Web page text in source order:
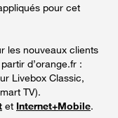
pour cet
les nouveaux clients
d’orange.fr :
Livebox Classic,
TV).
et Internet+Mobile.